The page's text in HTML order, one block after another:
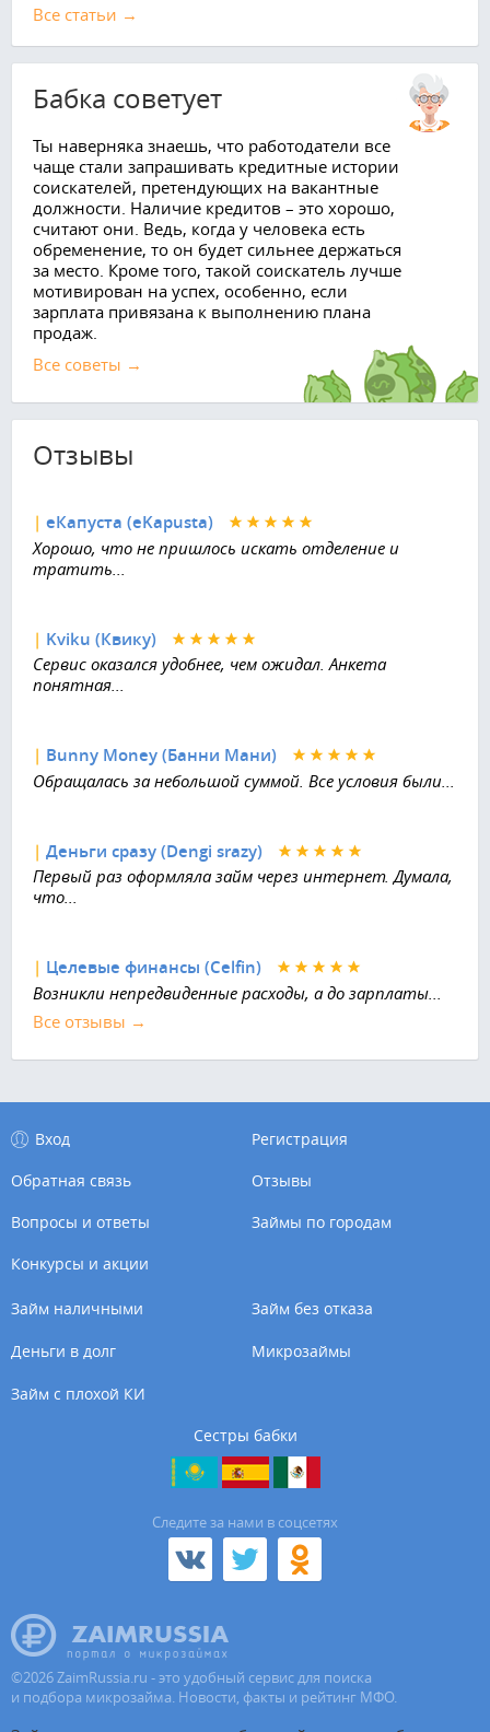
Все cтатьи →
Бабка советует
Ты наверняка знаешь, что работодатели все
чаще стали запрашивать кредитные истории
соискателей, претендующих на вакантные
должности. Наличие кредитов – это хорошо,
считают они. Ведь, когда у человека есть
обременение, то он будет сильнее держаться
за место. Кроме того, такой соискатель лучше
мотивирован на успех, особенно, если
зарплата привязана к выполнению плана
продаж.
Все советы →
Отзывы
| еКапуста (eKapusta)
Хорошо, что не пришлось искать отделение и
тратить...
| Kviku (Квику)
Сервис оказался удобнее, чем ожидал. Анкета
понятная...
| Bunny Money (Банни Мани)
Обращалась за небольшой суммой. Все условия были...
| Деньги сразу (Dengi srazy)
Первый раз оформляла займ через интернет. Думала,
что...
| Целевые финансы (Celfin)
Возникли непредвиденные расходы, а до зарплаты...
Все отзывы →
Вход
Регистрация
Обратная связь
Отзывы
Вопросы и ответы
Займы по городам
Конкурсы и акции
Займ наличными Займ без отказа
Деньги в долг Микрозаймы
Займ с плохой КИ
Сестры бабки
Cледите за нами в соцсетях
©2026ZaimRussia.ru - это удобный сервис для поиска
и подбора микрозайма. Новости, факты и рейтинг МФО.